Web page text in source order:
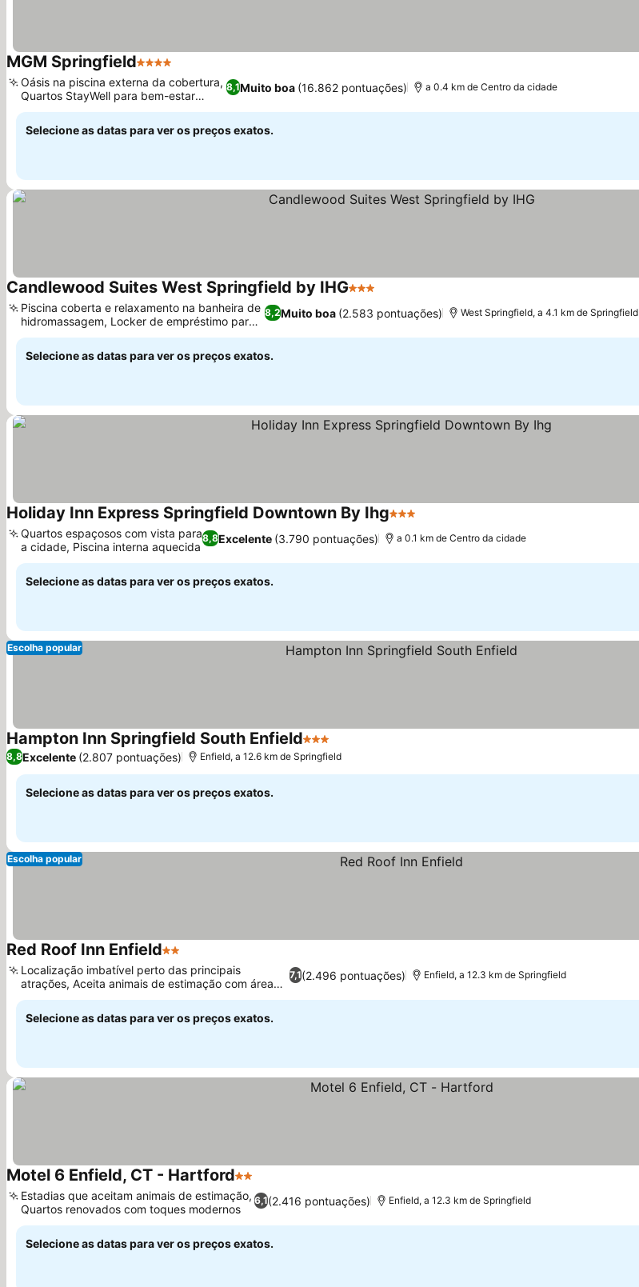
MGM Springfield4 Estrelas
8,1Muito boa (16.862 pontuações)
Oásis na piscina externa da cobertura,
Quartos StayWell para bem-estar
aprimorado
a 0.4 km de Centro da cidade
Selecione as datas para ver os preços exatos.
Candlewood Suites West Springfield by IHG3 Estrelas
8,2Muito boa (2.583 pontuações)
Piscina coberta e relaxamento na banheira de
hidromassagem, Locker de empréstimo para
o conforto de casa
West Springfield, a 4.1 km de Springfield
Selecione as datas para ver os preços exatos.
Holiday Inn Express Springfield Downtown By Ihg3 Estrelas
8,8Excelente (3.790 pontuações)
Quartos espaçosos com vista para
a cidade, Piscina interna aquecida
a 0.1 km de Centro da cidade
Selecione as datas para ver os preços exatos.
Escolha popular
Hampton Inn Springfield South Enfield3 Estrelas
8,8Excelente (2.807 pontuações) Enfield, a 12.6 km de Springfield
Selecione as datas para ver os preços exatos.
Escolha popular
Red Roof Inn Enfield2 Estrelas
7,1(2.496 pontuações)
Localização imbatível perto das principais
atrações, Aceita animais de estimação com área
externa dedicada
Enfield, a 12.3 km de Springfield
Selecione as datas para ver os preços exatos.
Motel 6 Enfield, CT - Hartford2 Estrelas
6,1(2.416 pontuações)
Estadias que aceitam animais de estimação,
Quartos renovados com toques modernos
Enfield, a 12.3 km de Springfield
Selecione as datas para ver os preços exatos.